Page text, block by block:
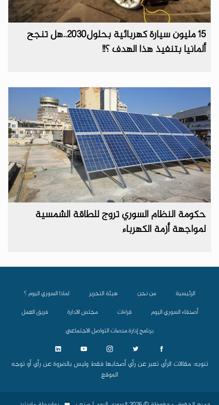
15 مليون سيارة كهربائية بحلول2030..هل تنجح
ألمانيا بتنفيذ هذا الهدف ؟!!
حكومة النظام السوري تروج للطاقة الشمسية
لمواجهة أزمة الكهرباء
الرئيسية من نحن هيئة التحرير
لماذا السوري اليوم ؟
أصدقاء السوري اليوم
قراءات مجلس الادارة
فريق العمل
برنامج إدارة منصات التواصل الاجتماعي
تنويه: مقالات الرأي تعبر عن رأي أصحابها فقط وليس بالضروة عن رأي أو توجه
الموقع